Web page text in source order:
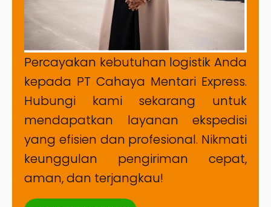
Percayakan kebutuhan logistik Anda
kepada PT Cahaya Mentari Express.
Hubungi kami sekarang untuk
mendapatkan layanan ekspedisi
yang efisien dan profesional. Nikmati
keunggulan pengiriman cepat,
aman, dan terjangkau!